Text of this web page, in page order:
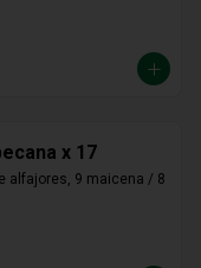
x 17
alfajores, 9 maicena / 8